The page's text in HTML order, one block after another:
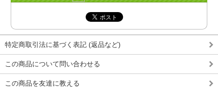
特定商取引法に基づく表記 (返品など)
この商品について問い合わせる
この商品を友達に教える